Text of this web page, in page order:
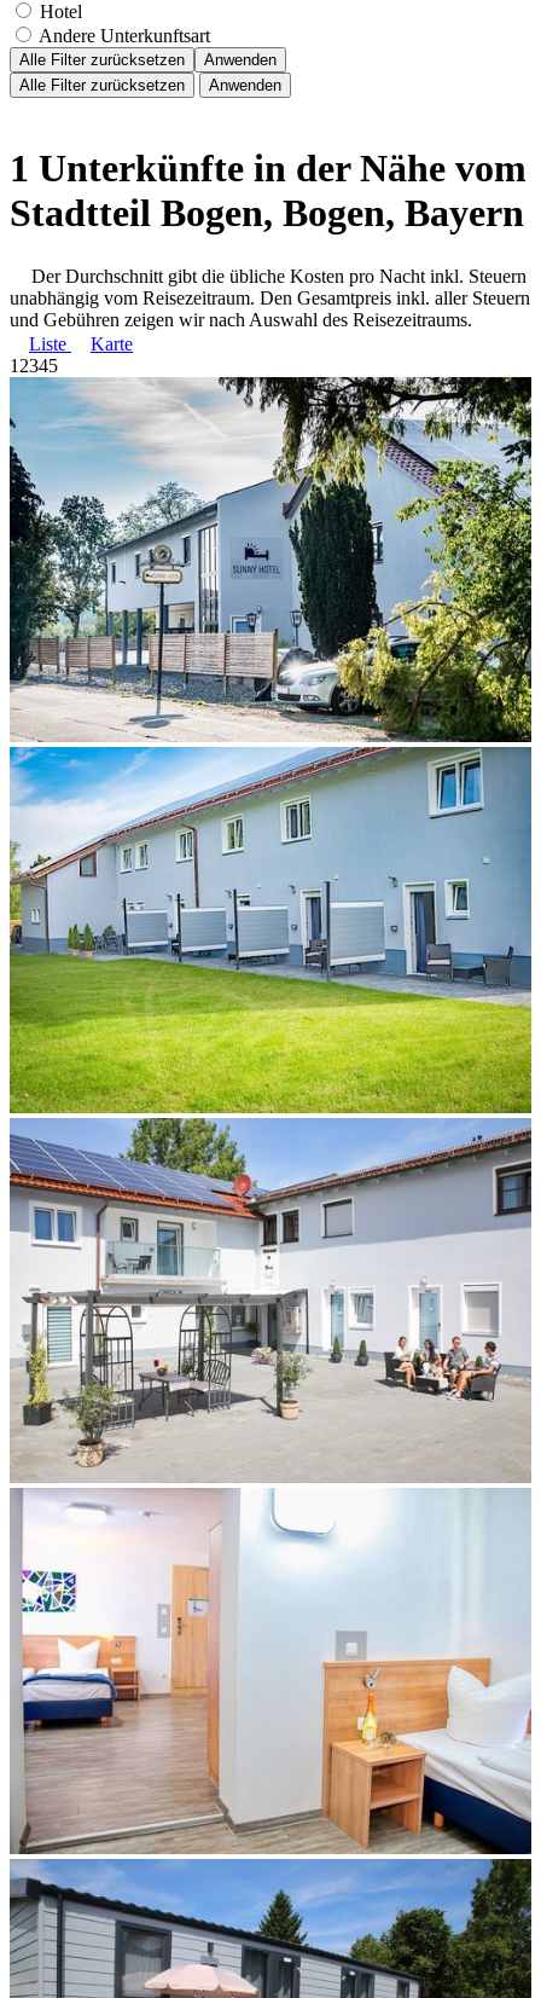
Hotel
Andere Unterkunftsart
Alle Filter zurücksetzen
Anwenden
Alle Filter zurücksetzen
Anwenden
1 Unterkünfte in der Nähe vom
Stadtteil Bogen, Bogen, Bayern
Der Durchschnitt gibt die übliche Kosten pro Nacht inkl. Steuern
unabhängig vom Reisezeitraum. Den Gesamtpreis inkl. aller Steuern
und Gebühren zeigen wir nach Auswahl des Reisezeitraums.
Liste
Karte
1 2345